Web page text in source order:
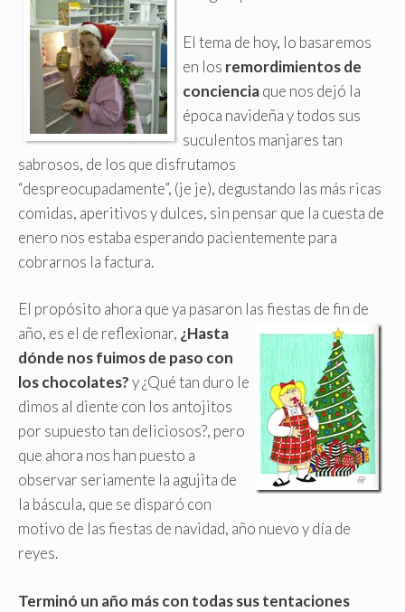
El tema de hoy, lo basaremos
en los remordimientos de
concienciaque nos dejó la
época navideña y todos sus
suculentos manjares tan
sabrosos, de los que disfrutamos
“despreocupadamente”, (je je), degustando las más ricas
comidas, aperitivos y dulces, sin pensar que la cuesta de
enero nos estaba esperando pacientemente para
cobrarnos la factura.
El propósito ahora que ya pasaron las fiestas de fin de
año, es el de reflexionar, ¿Hasta
dónde nos fuimos de paso con
los chocolates?y ¿Qué tan duro le
dimos al diente con los antojitos
por supuesto tan deliciosos?, pero
que ahora nos han puesto a
observar seriamente la agujita de
la báscula, que se disparó con
motivo de las fiestas de navidad, año nuevo y día de
reyes.
Terminó un año más con todas sus tentaciones